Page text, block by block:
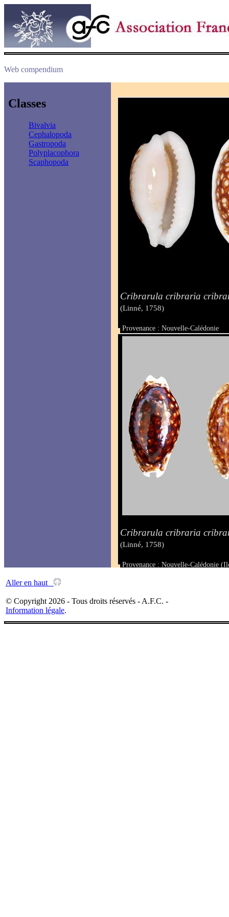
Web compendium
Classes
Bivalvia
Cephalopoda
Gastropoda
Polyplacophora
Scaphopoda
Cribrarula cribraria
(Linné, 1758)
Provenance : Nouvelle-Calédonie
Taille : 26 mm
Cribrarula cribraria
(Linné, 1758)
Provenance : Nouvelle-Calédonie
Aller en haut
© Copyright 2026 - Tous droits réservés - A.F.C. -
Information légale.